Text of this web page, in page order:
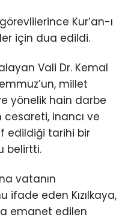
Kur’an-ı
için dua edildi.
Vali Dr. Kemal
millet
yönelik hain darbe
inancı ve
edildiği tarihi bir
belirtti.
vatanın
ifade eden Kızılkaya,
emanet edilen